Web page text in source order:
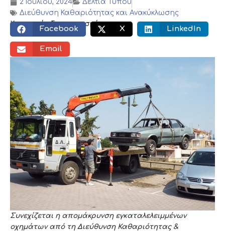
2 Ιουλίου, 2024
Δελτία Τύπου
Διεύθυνση Καθαριότητας και Ανακύκλωσης
Κοινωνικός διαμοιρασμός:
Facebook X LinkedIn
Email
Συνεχίζεται η απομάκρυνση εγκαταλελειμμένων
οχημάτων από τη Διεύθυνση Καθαριότητας &